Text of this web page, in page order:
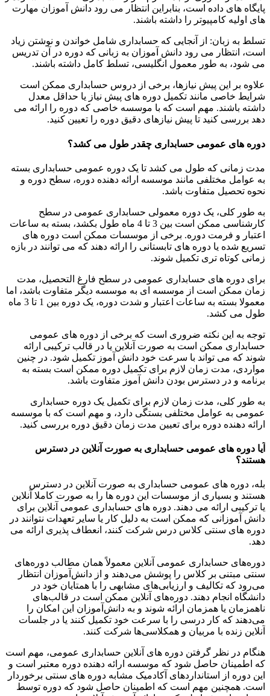
پایگاه های داده است، بنابراین انتظار می رود دانش آموزان مهارت
های اولیه کامپیوتر را داشته باشند.
تسلط به زبان: از آنجایی که حسابداری شامل خواندن و نوشتن زیاد
است، انتظار می رود دانش آموزان به زبانی که دوره در آن تدریس
می شود، به طور معمول انگلیسی، تسلط کامل داشته باشند.
علاوه بر این پیش نیازها، برخی از دروس حسابداری ممکن است
شرایط خاصی مانند تکمیل دوره های پیش نیاز یا حداقل معدل
داشته باشند. مهم است که با موسسه خاصی که دوره را ارائه می
دهد بررسی کنید تا پیش نیازهای دقیق دوره را تعیین کنید.
دوره های عمومی حسابداری چقدر طول می کشد؟
مدت زمانی که طول می کشد تا یک دوره عمومی حسابداری بسته
به عوامل مختلفی مانند موسسه ارائه دهنده دوره، سطح دوره و
نحوه تحصیل متفاوت باشد.
به طور کلی، یک دوره معمولی حسابداری عمومی در سطح
کارشناسی ممکن است بین 3 تا 4 ماه طول بکشد، بسته به ساعات
اعتبار و فرمت دوره. برخی از موسسات ممکن است دوره های
تسریع شده یا دوره های تابستانی را ارائه دهند که می توانند در بازه
زمانی کوتاه تری تکمیل شوند.
برای دوره های حسابداری عمومی در سطح فارغ التحصیل، مدت
زمان ممکن است از موسسه ای به موسسه دیگر متفاوت باشد، اما
معمولا بسته به ساعات اعتبار و شدت دوره، یک دوره بین 1 تا 3 ماه
طول می کشد.
توجه به این نکته ضروری است که برخی از دوره های عمومی
حسابداری ممکن است به صورت آنلاین یا در قالب ترکیبی ارائه
شوند که می تواند با سرعت خود دانش آموز تکمیل شود. در چنین
مواردی، مدت زمان لازم برای تکمیل دوره ممکن است بسته به
برنامه و در دسترس بودن دانش آموز متفاوت باشد.
به طور کلی، مدت زمان لازم برای تکمیل یک دوره حسابداری
عمومی به عوامل مختلفی بستگی دارد، و مهم است که با موسسه
ارائه دهنده دوره برای تعیین مدت زمان دقیق دوره بررسی کنید.
آیا دوره های عمومی حسابداری به صورت آنلاین در دسترس
هستند؟
بله، دوره های عمومی حسابداری به صورت آنلاین در دسترس
هستند و بسیاری از موسسات این دوره ها را به صورت کاملا آنلاین
یا ترکیبی ارائه می دهند. دوره های حسابداری عمومی آنلاین برای
دانش آموزانی که ممکن است به دلیل کار یا سایر تعهدات نتوانند در
دوره های سنتی کلاس درس شرکت کنند، انعطاف پذیری ارائه می
دهد.
دوره‌های حسابداری عمومی آنلاین معمولاً همان مطالب دوره‌های
سنتی مبتنی بر کلاس را پوشش می‌دهند و از دانش‌آموزان انتظار
می‌رود که تکالیف و ارزیابی‌های مشابهی را با همتایان خود در
دانشگاه انجام دهند. دوره‌های آنلاین ممکن است در قالب‌های
ناهمزمان یا همزمان ارائه شوند و به دانش‌آموزان این امکان را
می‌دهند که کار درسی را با سرعت خود تکمیل کنند یا در جلسات
آنلاین زنده با مربیان و همکلاسی‌ها شرکت کنند.
هنگام در نظر گرفتن دوره های آنلاین حسابداری عمومی، مهم است
که اطمینان حاصل شود که موسسه ارائه دهنده دوره معتبر است و
این دوره از استانداردهای آکادمیک مشابه دوره های سنتی برخوردار
است. همچنین مهم است که اطمینان حاصل شود که دوره توسط